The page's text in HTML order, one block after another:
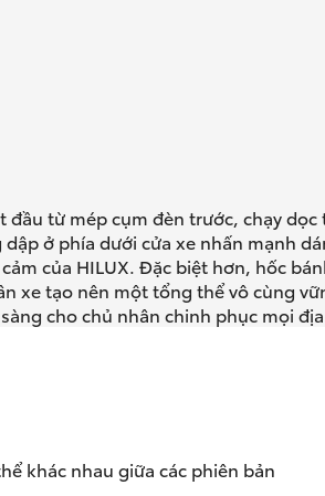
từ mép cụm đèn trước, chạy dọc
ở phía dưới cửa xe nhấn mạnh
của HILUX. Đặc biệt hơn, hốc
xe tạo nên một tổng thể vô cùng
cho chủ nhân chinh phục mọi
khác nhau giữa các phiên bản